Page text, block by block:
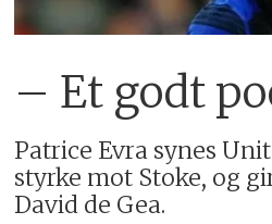
– Et godt
Patrice Evra synes
styrke mot Stoke, og
David de Gea.